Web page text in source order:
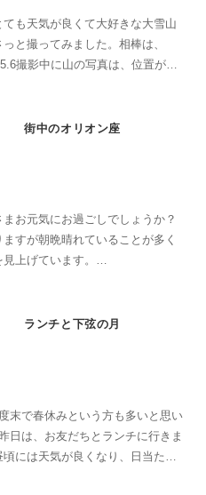
も天気が良くて大好きな大雪山
と撮ってみました。相棒は、
撮影中に山の写真は、位置が大
街中のオリオン座
お元気にお過ごしでしょうか？
すが朝晩晴れていることが多く
上げています。
ランチと下弦の月
末で春休みという方も多いと思い
日は、お友だちとランチに行きま
には天気が良くなり、日当たり